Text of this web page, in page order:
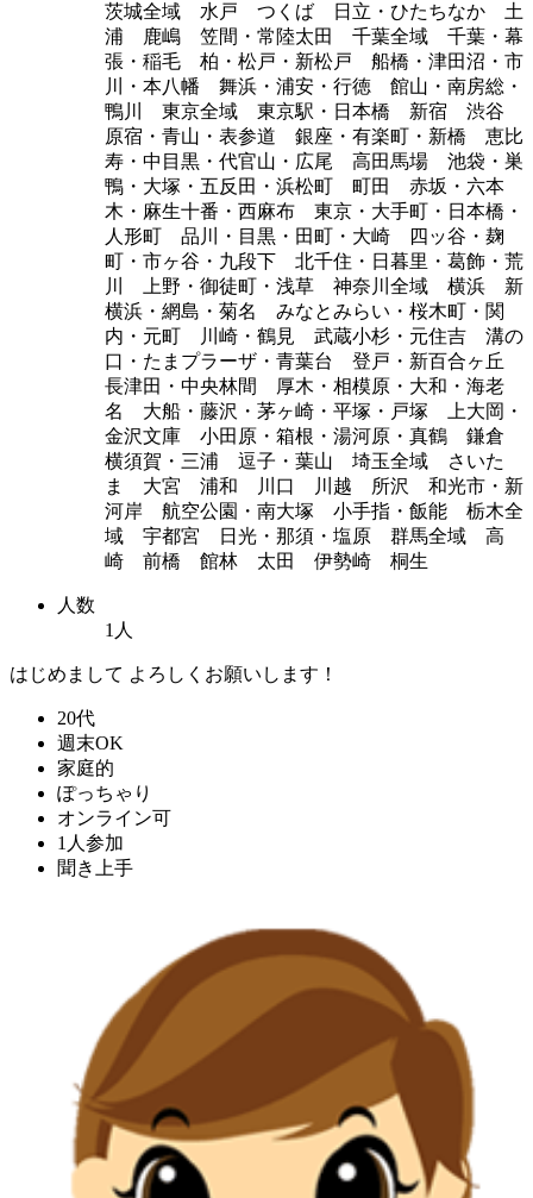
茨城全域 水戸 つくば 日立・ひたちなか 土
浦 鹿嶋 笠間・常陸太田 千葉全域 千葉・幕
張・稲毛 柏・松戸・新松戸 船橋・津田沼・市
川・本八幡 舞浜・浦安・行徳 館山・南房総・
鴨川 東京全域 東京駅・日本橋 新宿 渋谷
原宿・青山・表参道 銀座・有楽町・新橋 恵比
寿・中目黒・代官山・広尾 高田馬場 池袋・巣
鴨・大塚・五反田・浜松町 町田 赤坂・六本
木・麻生十番・西麻布 東京・大手町・日本橋・
人形町 品川・目黒・田町・大崎 四ッ谷・麹
町・市ヶ谷・九段下 北千住・日暮里・葛飾・荒
川 上野・御徒町・浅草 神奈川全域 横浜 新
横浜・網島・菊名 みなとみらい・桜木町・関
内・元町 川崎・鶴見 武蔵小杉・元住吉 溝の
口・たまプラーザ・青葉台 登戸・新百合ヶ丘
長津田・中央林間 厚木・相模原・大和・海老
名 大船・藤沢・茅ヶ崎・平塚・戸塚 上大岡・
金沢文庫 小田原・箱根・湯河原・真鶴 鎌倉
横須賀・三浦 逗子・葉山 埼玉全域 さいた
ま 大宮 浦和 川口 川越 所沢 和光市・新
河岸 航空公園・南大塚 小手指・飯能 栃木全
域 宇都宮 日光・那須・塩原 群馬全域 高
崎 前橋 館林 太田 伊勢崎 桐生
人数
1人
はじめまして よろしくお願いします！
20代
週末OK
家庭的
ぽっちゃり
オンライン可
1人参加
聞き上手